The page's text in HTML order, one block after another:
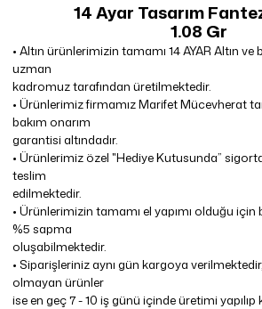
14 Ayar Tasarım
1.08 Gr
• Altın ürünlerimizin tamamı 14 AYAR Altın ve
uzman
kadromuz tarafından üretilmektedir.
• Ürünlerimiz firmamız Marifet Mücevherat
bakım onarım
garantisi altındadır.
• Ürünlerimiz özel "Hediye Kutusunda”
teslim
edilmektedir.
• Ürünlerimizin tamamı el yapımı olduğu için
%5 sapma
oluşabilmektedir.
• Siparişleriniz aynı gün kargoya
olmayan ürünler
ise en geç 7 - 10 iş günü içinde üretimi